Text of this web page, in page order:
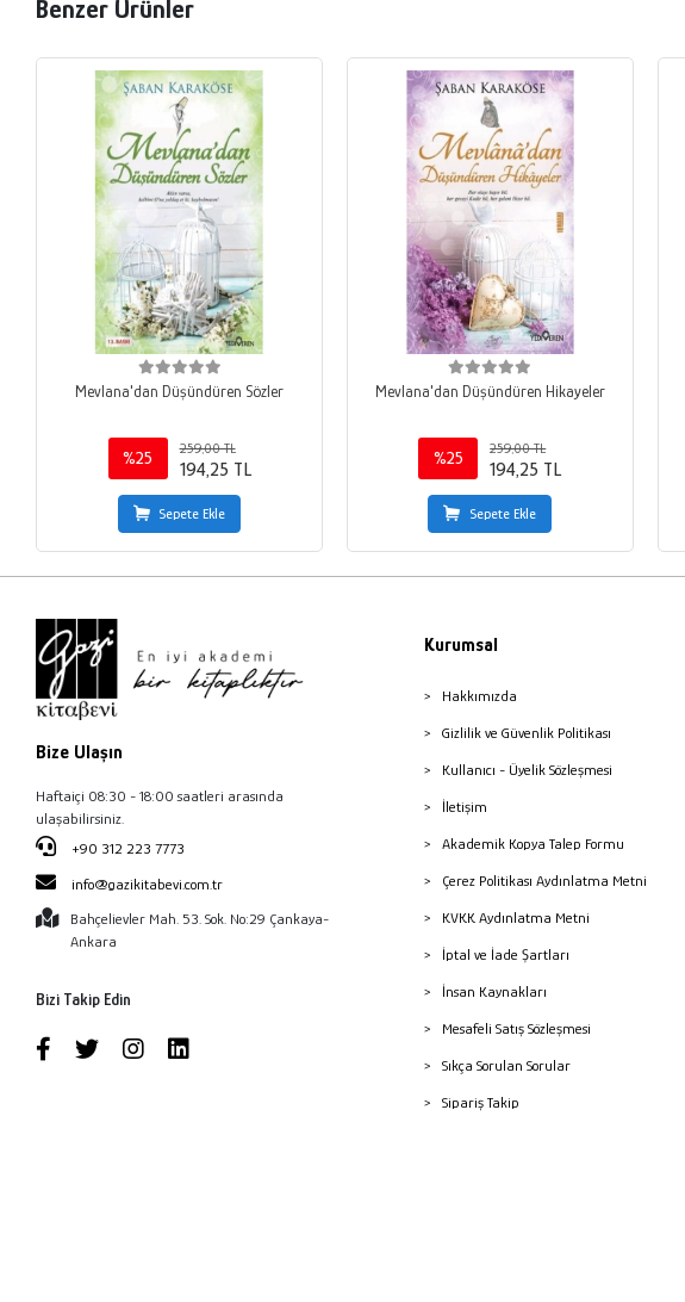
Benzer Ürünler
Mevlana'dan Düşündüren Sözler
%25
259,00 TL
194,25 TL
Sepete Ekle
Mevlana'dan Düşündüren Hikayeler
%25
259,00 TL
194,25 TL
Sepete Ekle
Bize Ulaşın
Haftaiçi 08:30 - 18:00 saatleri arasında
ulaşabilirsiniz.
+90 312 223 7773
info@gazikitabevi.com.tr
Bahçelievler Mah. 53. Sok. No:29 Çankaya-
Ankara
Bizi Takip Edin
Kurumsal
Hakkımızda
Gizlilik ve Güvenlik Politikası
Kullanıcı - Üyelik Sözleşmesi
İletişim
Akademik Kopya Talep Formu
Çerez Politikası Aydınlatma Metni
KVKK Aydınlatma Metni
İptal ve İade Şartları
İnsan Kaynakları
Mesafeli Satış Sözleşmesi
Sıkça Sorulan Sorular
Sipariş Takip